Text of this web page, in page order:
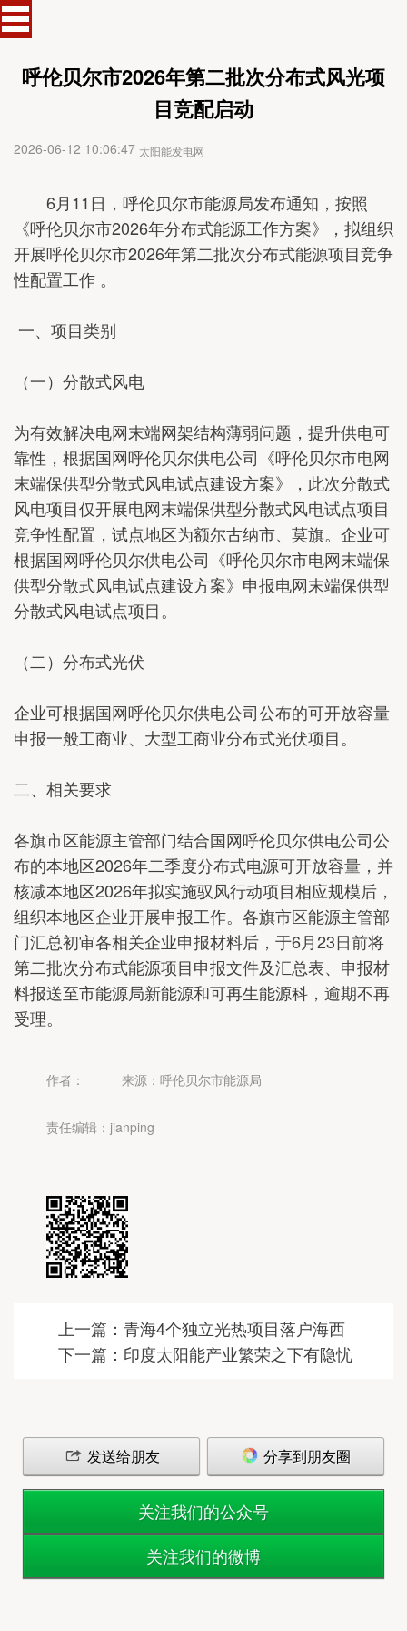
呼伦贝尔市2026年第二批次分布式风光项
目竞配启动
2026-06-12 10:06:47 太阳能发电网
6月11日，呼伦贝尔市能源局发布通知，按照
《呼伦贝尔市2026年分布式能源工作方案》，拟组织
开展呼伦贝尔市2026年第二批次分布式能源项目竞争
性配置工作 。
一、项目类别
（一）分散式风电
为有效解决电网末端网架结构薄弱问题，提升供电可
靠性，根据国网呼伦贝尔供电公司《呼伦贝尔市电网
末端保供型分散式风电试点建设方案》，此次分散式
风电项目仅开展电网末端保供型分散式风电试点项目
竞争性配置，试点地区为额尔古纳市、莫旗。企业可
根据国网呼伦贝尔供电公司《呼伦贝尔市电网末端保
供型分散式风电试点建设方案》申报电网末端保供型
分散式风电试点项目。
（二）分布式光伏
企业可根据国网呼伦贝尔供电公司公布的可开放容量
申报一般工商业、大型工商业分布式光伏项目。
二、相关要求
各旗市区能源主管部门结合国网呼伦贝尔供电公司公
布的本地区2026年二季度分布式电源可开放容量，并
核减本地区2026年拟实施驭风行动项目相应规模后，
组织本地区企业开展申报工作。各旗市区能源主管部
门汇总初审各相关企业申报材料后，于6月23日前将
第二批次分布式能源项目申报文件及汇总表、申报材
料报送至市能源局新能源和可再生能源科，逾期不再
受理。
作者： 来源：呼伦贝尔市能源局
责任编辑：jianping
上一篇：青海4个独立光热项目落户海西
下一篇：印度太阳能产业繁荣之下有隐忧
发送给朋友 分享到朋友圈
关注我们的公众号
关注我们的微博